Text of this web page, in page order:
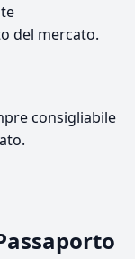
del mercato.
consigliabile